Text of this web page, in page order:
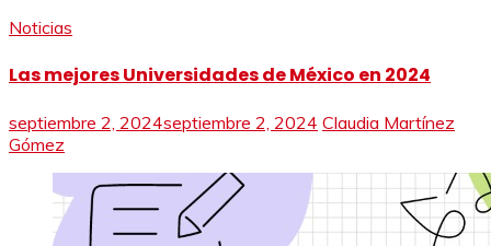
Noticias
Las mejores Universidades de México en 2024
septiembre 2, 2024septiembre 2, 2024 Claudia Martínez
Gómez